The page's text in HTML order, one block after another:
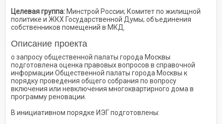
Целевая группа: Минстрой России; Комитет по жилищной
политике и ЖКХ Государственной Думы; объединения
собственников помещений в МКД.
Описание проекта
о запросу общественной палаты города Москвы
подготовлена оценка правовых вопросов в справочной
информации Общественной палаты города Москвы к
порядку проведения общего собрания по вопросу
включения или невключения многоквартирного дома в
программу реновации.
В инициативном порядке ИЭГ подготовлены: